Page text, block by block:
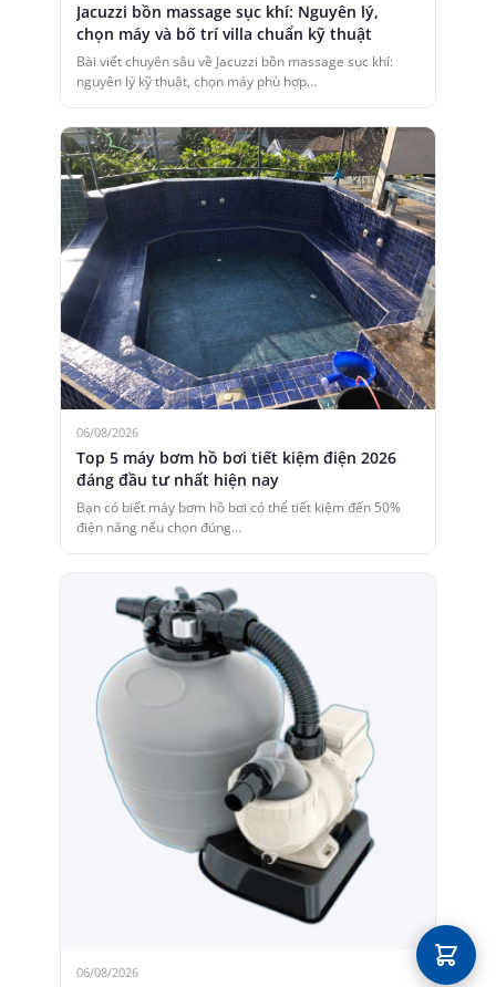
Jacuzzi bồn massage sục khí: Nguyên lý,
chọn máy và bố trí villa chuẩn kỹ thuật
Bài viết chuyên sâu về Jacuzzi bồn massage sục khí:
nguyên lý kỹ thuật, chọn máy phù hợp…
06/08/2026
Top 5 máy bơm hồ bơi tiết kiệm điện 2026
đáng đầu tư nhất hiện nay
Bạn có biết máy bơm hồ bơi có thể tiết kiệm đến 50%
điện năng nếu chọn đúng…
06/08/2026